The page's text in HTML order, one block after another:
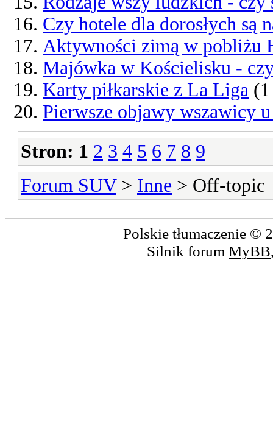
Czy hotele dla dorosłych są
Aktywności zimą w
Majówka w Kościelisku -
Karty piłkarskie z La Liga
Pierwsze objawy wszawicy
Stron: 1 2 3 4 5 6 7 8 9
Forum SUV> Inne > Off-topic
Polskie tłumaczenie ©
Silnik forum MyBB